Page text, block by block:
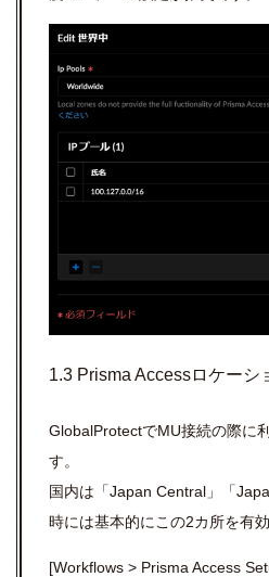
1.3 Prisma Accessロケーシ
GlobalProtectでMU接続の際に
す。
国内は「Japan Central 」「
時には基本的にこの2カ所を有
[Workflows > Prisma Access